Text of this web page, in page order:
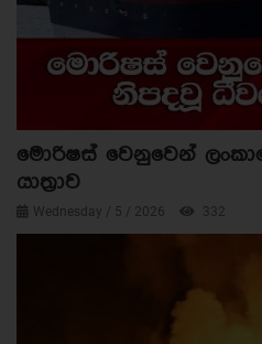
මොරිෂස් වෙනුවෙන්
යාත්‍රාව
Wednesday / 5 / 2026 332